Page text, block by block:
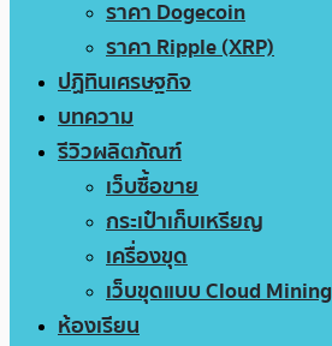
ราคา Dogecoin
ราคา Ripple (XRP)
ปฏิทินเศรษฐกิจ
บทความ
รีวิวผลิตภัณฑ์
เว็บซื้อขาย
กระเป๋าเก็บเหรียญ
เครื่องขุด
เว็บขุดแบบ Cloud Mining
ห้องเรียน